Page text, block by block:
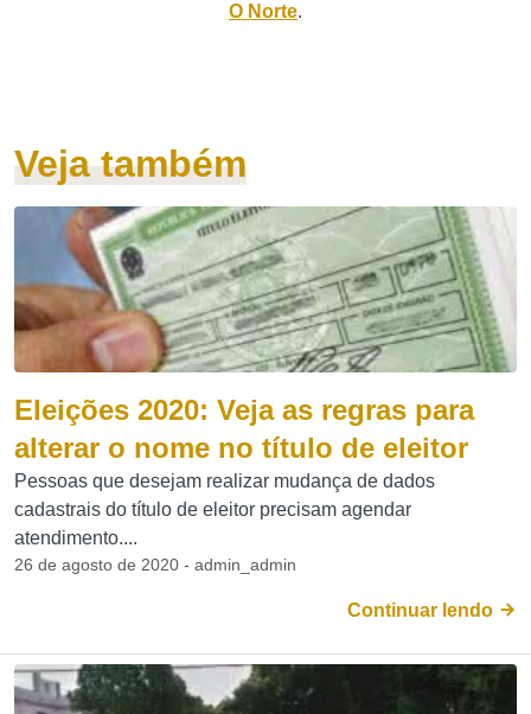
O Norte.
Veja também
Eleições 2020: Veja as regras para
alterar o nome no título de eleitor
Pessoas que desejam realizar mudança de dados
cadastrais do título de eleitor precisam agendar
atendimento....
26 de agosto de 2020 - admin_admin
Continuar lendo